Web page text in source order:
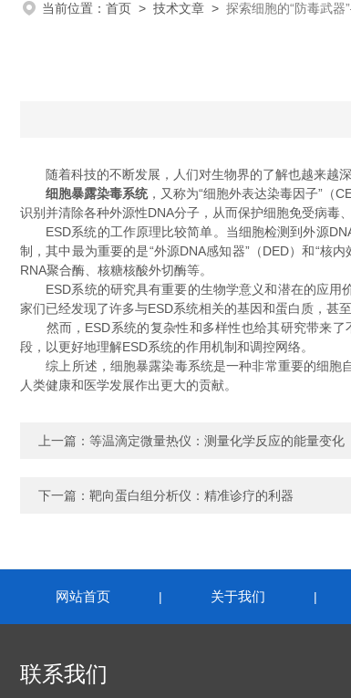
当前位置： 首页 > 技术文章 > 探索细胞的“防毒武
随着科技的不断发展，人们对生物界的了解也越来越深
细胞暴露染毒系统，又称为“细胞外表达染毒因子”（
识别并清除各种外源性DNA分子，从而保护细胞免受病毒
ESD系统的工作原理比较简单。当细胞检测到外源
制，其中最为重要的是“外源DNA感知器”（DED）和“核
RNA聚合酶、核糖核酸外切酶等。
ESD系统的研究具有重要的生物学意义和潜在的应用
家们已经发现了许多与ESD系统相关的基因和蛋白质，甚
然而，ESD系统的复杂性和多样性也给其研究带来了
段，以更好地理解ESD系统的作用机制和调控网络。
综上所述，细胞暴露染毒系统是一种非常重要的细胞自
人类健康和医学发展作出更大的贡献。
上一篇： 等温滴定微量热仪：测量化学反应的能量变化
下一篇： 靶向蛋白组分析仪：精准诊疗的利器
网站首页 | 关于我们 |
联系我们